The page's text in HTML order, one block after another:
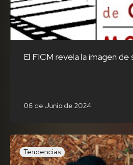
El FICM revela la imagen de
06 de Junio de 2024
Tendencias